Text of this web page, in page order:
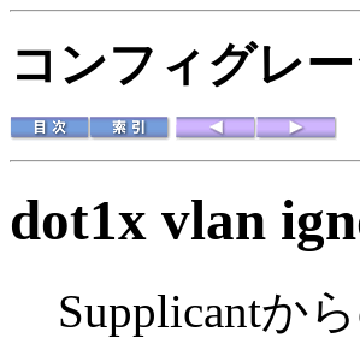
コンフィグレ
dot1x vlan
Supplicantか